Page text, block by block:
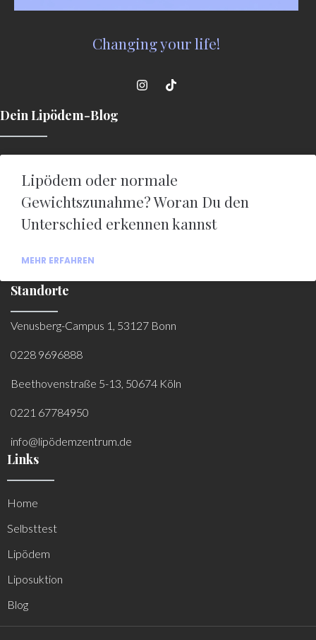
Changing your life!
Dein Lipödem-Blog
Lipödem oder normale
Gewichtszunahme? Woran Du den
Unterschied erkennen kannst
MEHR ERFAHREN
Standorte
Venusberg-Campus 1, 53127 Bonn
0228 9696888
Beethovenstraße 5-13, 50674 Köln
0221 67784950
info@lipödemzentrum.de
Links
Home
Selbsttest
Lipödem
Liposuktion
Blog